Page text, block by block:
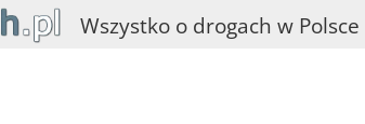
Wszystko o drogach w Polsce